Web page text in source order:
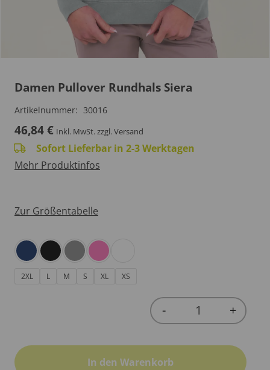
Damen Pullover Rundhals Siera
Artikelnummer: 30016
46,84€ Inkl. MwSt.zzgl. Versand
Sofort Lieferbar in 2-3 Werktagen
Mehr Produktinfos
Zur Größentabelle
2XL L M S XL XS
Quantity
- +
In den Warenkorb